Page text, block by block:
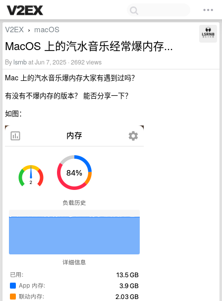
V2EX › macOS
MacOS 上的汽水音乐经常爆内存...
By lsrnbat Jun 7, 2025 · 2692 views
Mac 上的汽水音乐爆内存大家有遇到过吗？
有没有不爆内存的版本？ 能否分享一下？
如图：